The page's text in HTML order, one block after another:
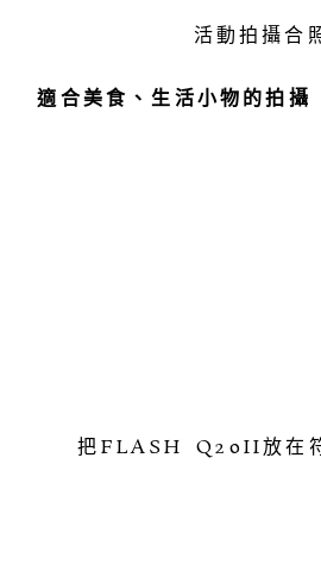
活動拍攝合
適合美食、生活小物的拍攝
把FLASH Q20II放在